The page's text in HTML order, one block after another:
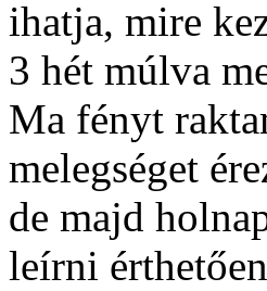
ihatja, mire
3 hét múlva
Ma fényt
melegséget
de majd
leírni